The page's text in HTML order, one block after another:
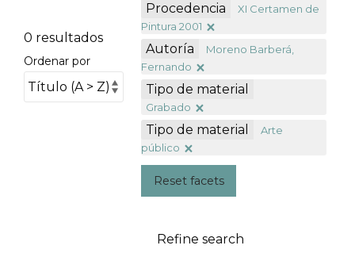
0 resultados
Ordenar por
Procedencia
XI Certamen de
Pintura 2001
Autoría
Moreno Barberá,
Fernando
Tipo de material
Grabado
Tipo de material
Arte
público
Reset facets
Refine search